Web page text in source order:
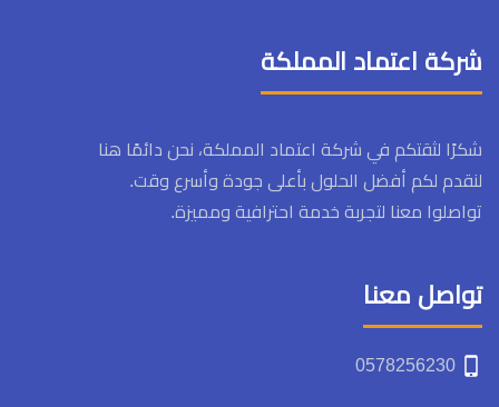
شركة اعتماد المملكة
شكرًا لثقتكم في شركة اعتماد المملكة، نحن دائمًا هنا
لنقدم لكم أفضل الحلول بأعلى جودة وأسرع وقت.
تواصلوا معنا لتجربة خدمة احترافية ومميزة.
تواصل معنا